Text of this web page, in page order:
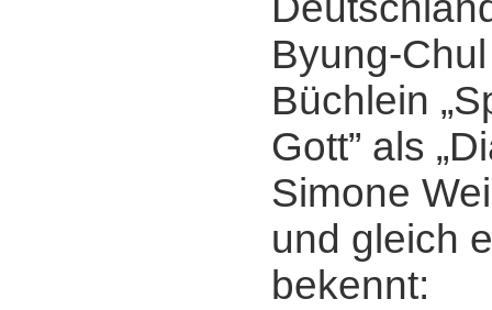
Byung-
Büchlein
Gott” als
Simone
und gleich
bekennt: